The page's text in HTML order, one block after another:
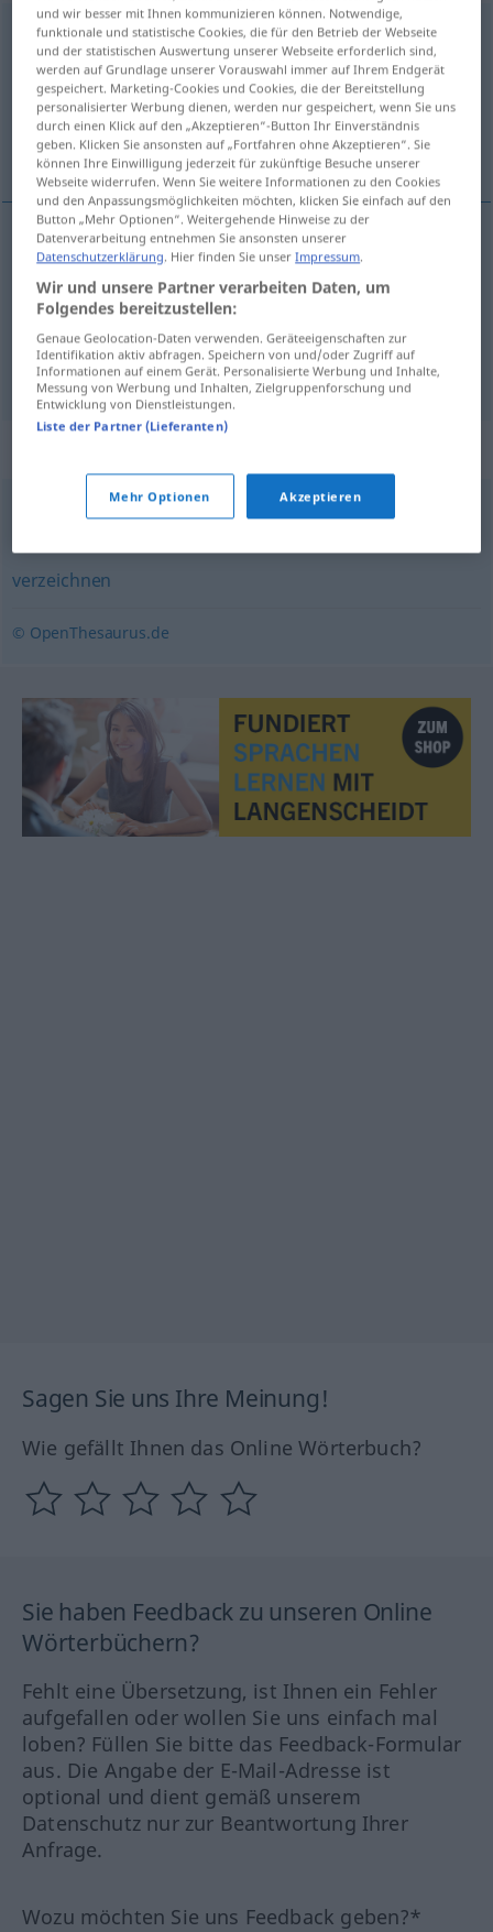
auflisten
Übersicht aller Übersetzungen
(Für mehr Details die Übersetzung anklicken/antippen)
alistar, fazer um rol, pôr em lista
alistar auflisten
pôrem (odna)lista auflisten
fazerumrol BRAS auflisten
erwähnen,angeben ,anführen,aufführen
verzeichnen
© OpenThesaurus.de
Sagen Sie uns Ihre Meinung!
Wie gefällt Ihnen das Online Wörterbuch?
Sie haben Feedback zu unseren Online
Wörterbüchern?
Fehlt eine Übersetzung, ist Ihnen ein Fehler
aufgefallen oder wollen Sie uns einfach mal
loben? Füllen Sie bitte das Feedback-Formular
aus. Die Angabe der E-Mail-Adresse ist
optional und dient gemäß unserem
Datenschutz nur zur Beantwortung Ihrer
Anfrage.
Wozu möchten Sie uns Feedback geben?*
und wir besser mit Ihnen kommunizieren können. Notwendige,
funktionale und statistische Cookies, die für den Betrieb der Webseite
und der statistischen Auswertung unserer Webseite erforderlich sind,
werden auf Grundlage unserer Vorauswahl immer auf Ihrem Endgerät
gespeichert. Marketing-Cookies und Cookies, die der Bereitstellung
personalisierter Werbung dienen, werden nur gespeichert, wenn Sie uns
durch einen Klick auf den „Akzeptieren“-Button Ihr Einverständnis
geben. Klicken Sie ansonsten auf „Fortfahren ohne Akzeptieren“. Sie
können Ihre Einwilligung jederzeit für zukünftige Besuche unserer
Webseite widerrufen. Wenn Sie weitere Informationen zu den Cookies
und den Anpassungsmöglichkeiten möchten, klicken Sie einfach auf den
Button „Mehr Optionen“. Weitergehende Hinweise zu der
Datenverarbeitung entnehmen Sie ansonsten unserer
Datenschutzerklärung. Hier finden Sie unserImpressum.
Wir und unsere Partner verarbeiten Daten, um
Folgendes bereitzustellen:
Genaue Geolocation-Daten verwenden. Geräteeigenschaften zur
Identifikation aktiv abfragen. Speichern von und/oder Zugriff auf
Informationen auf einem Gerät. Personalisierte Werbung und Inhalte,
Messung von Werbung und Inhalten, Zielgruppenforschung und
Entwicklung von Dienstleistungen.
Liste der Partner (Lieferanten)
Mehr Optionen Akzeptieren